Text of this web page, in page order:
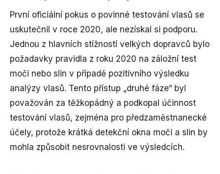
První oficiální pokus o povinné testování vlasů se
uskutečnil v roce 2020, ale nezískal si podporu.
Jednou z hlavních stížností velkých dopravců bylo
požadavky pravidla z roku 2020 na záložní test
moči nebo slin v případě pozitivního výsledku
analýzy vlasů. Tento přístup „druhé fáze“ byl
považován za těžkopádný a podkopal účinnost
testování vlasů, zejména pro předzaměstnanecké
účely, protože krátká detekční okna moči a slin by
mohla způsobit nesrovnalosti ve výsledcích.